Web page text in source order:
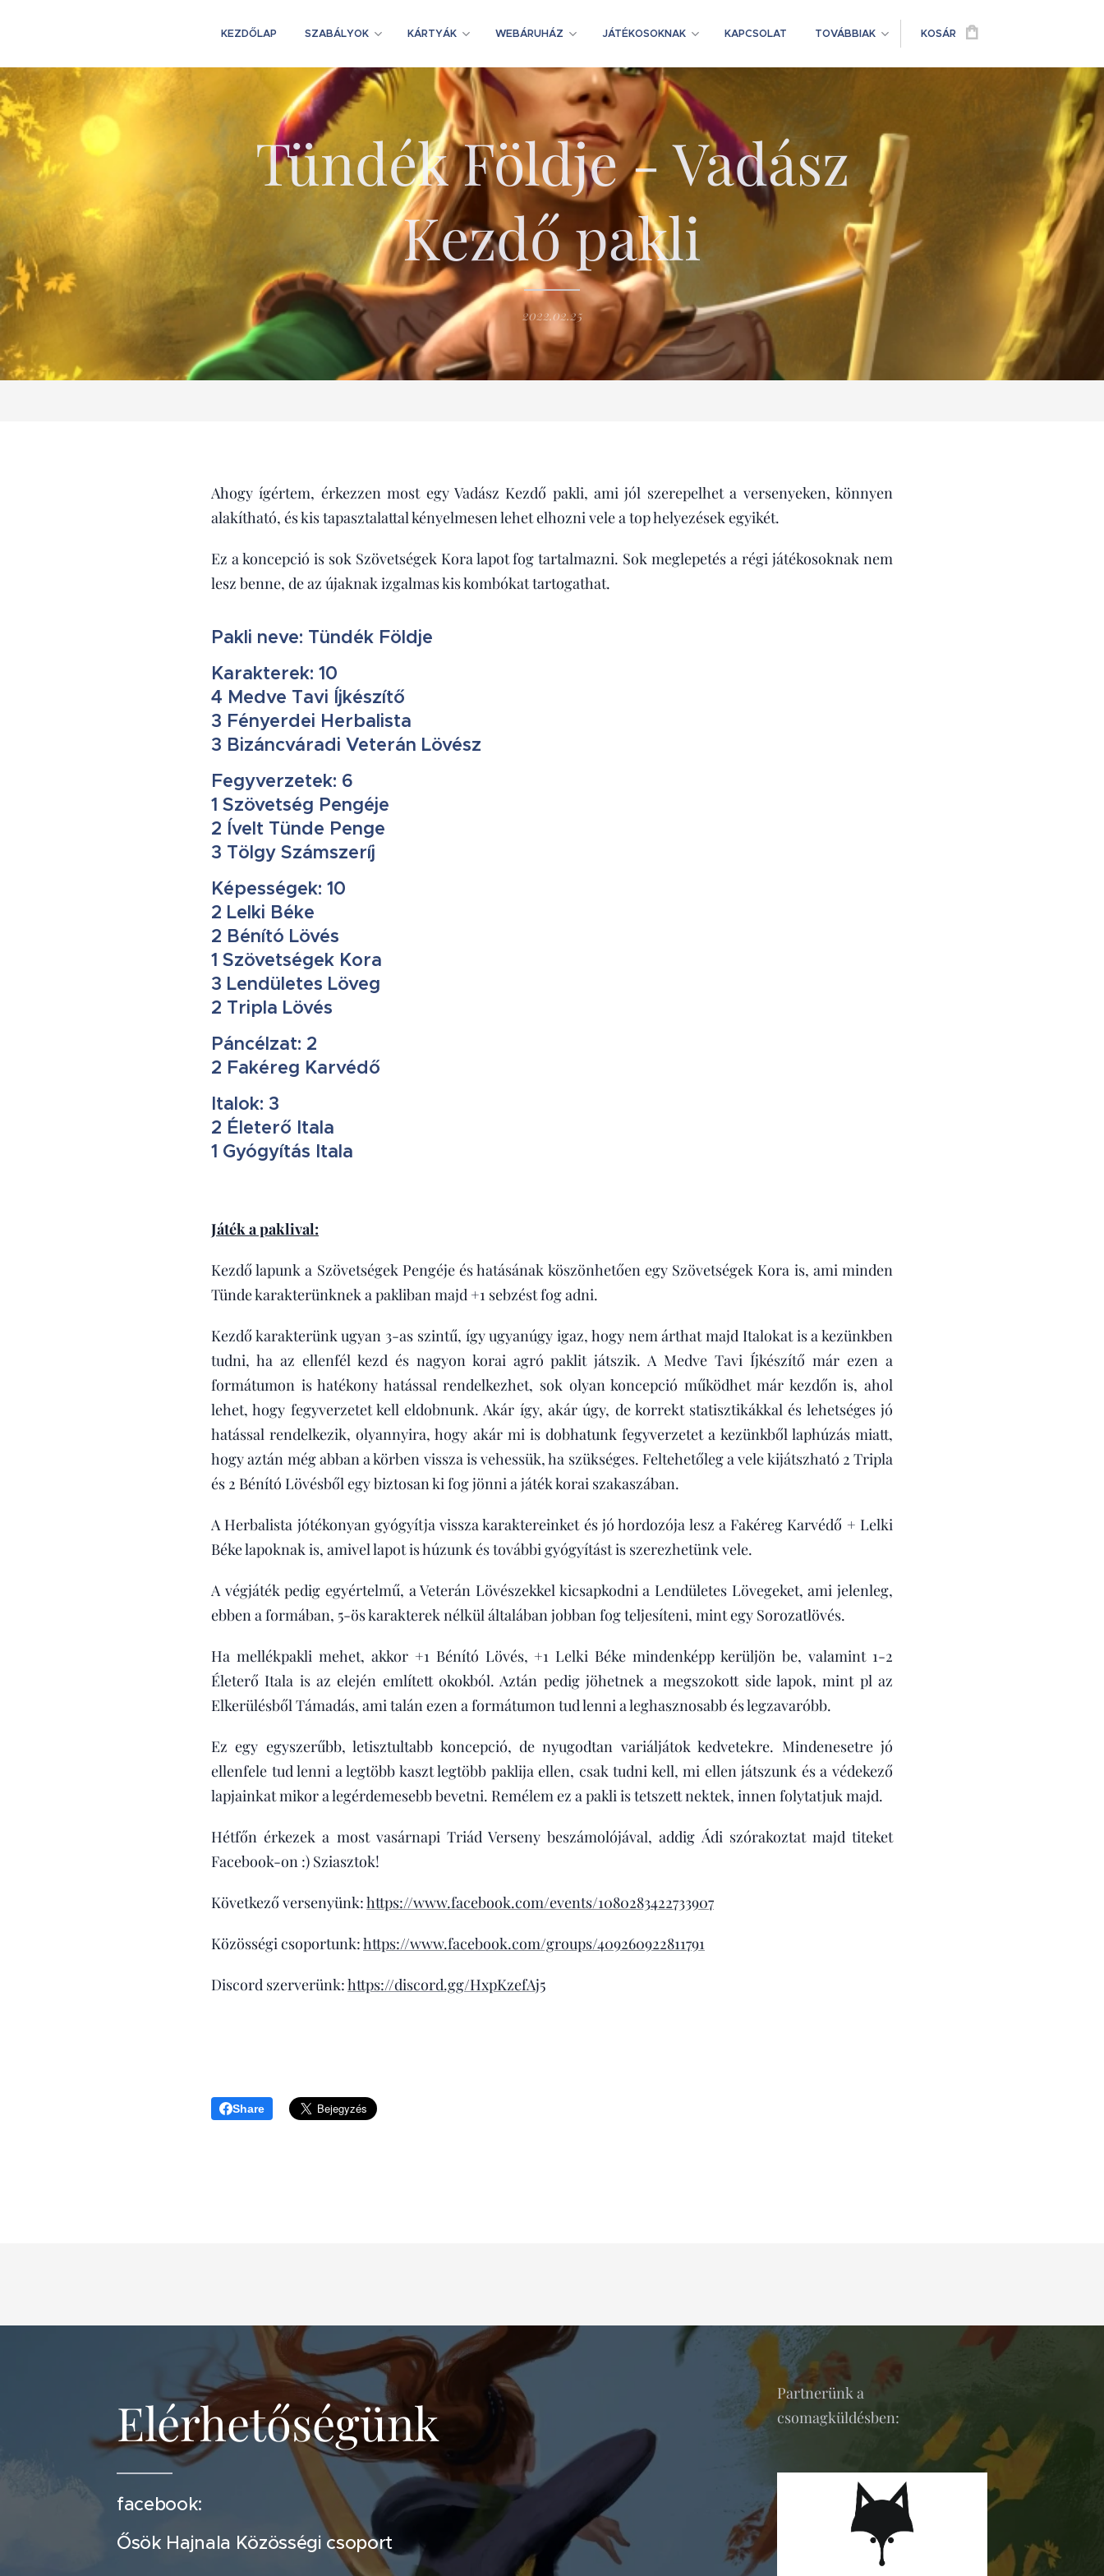
KEZDŐLAP SZABÁLYOK KÁRTYÁK WEBÁRUHÁZ JÁTÉKOSOKNAK KAPCSOLAT TOVÁBBIAK KOSÁR
Tündék Földje - Vadász
Kezdő pakli
2022.02.25
Ahogy ígértem, érkezzen most egy Vadász Kezdő pakli, ami jól szerepelhet a versenyeken, könnyen
alakítható, és kis tapasztalattal kényelmesen lehet elhozni vele a top helyezések egyikét.
Ez a koncepció is sok Szövetségek Kora lapot fog tartalmazni. Sok meglepetés a régi játékosoknak nem
lesz benne, de az újaknak izgalmas kis kombókat tartogathat.
Pakli neve: Tündék Földje
Karakterek: 10
4 Medve Tavi Íjkészítő
3 Fényerdei Herbalista
3 Bizáncváradi Veterán Lövész
Fegyverzetek: 6
1 Szövetség Pengéje
2 Ívelt Tünde Penge
3 Tölgy Számszeríj
Képességek: 10
2 Lelki Béke
2 Bénító Lövés
1 Szövetségek Kora
3 Lendületes Löveg
2 Tripla Lövés
Páncélzat: 2
2 Fakéreg Karvédő
Italok: 3
2 Életerő Itala
1 Gyógyítás Itala
Játék a paklival:
Kezdő lapunk a Szövetségek Pengéje és hatásának köszönhetően egy Szövetségek Kora is, ami minden
Tünde karakterünknek a pakliban majd +1 sebzést fog adni.
Kezdő karakterünk ugyan 3-as szintű, így ugyanúgy igaz, hogy nem árthat majd Italokat is a kezünkben
tudni, ha az ellenfél kezd és nagyon korai agró paklit játszik. A Medve Tavi Íjkészítő már ezen a
formátumon is hatékony hatással rendelkezhet, sok olyan koncepció működhet már kezdőn is, ahol
lehet, hogy fegyverzetet kell eldobnunk. Akár így, akár úgy, de korrekt statisztikákkal és lehetséges jó
hatással rendelkezik, olyannyira, hogy akár mi is dobhatunk fegyverzetet a kezünkből laphúzás miatt,
hogy aztán még abban a körben vissza is vehessük, ha szükséges. Feltehetőleg a vele kijátszható 2 Tripla
és 2 Bénító Lövésből egy biztosan ki fog jönni a játék korai szakaszában.
A Herbalista jótékonyan gyógyítja vissza karaktereinket és jó hordozója lesz a Fakéreg Karvédő + Lelki
Béke lapoknak is, amivel lapot is húzunk és további gyógyítást is szerezhetünk vele.
A végjáték pedig egyértelmű, a Veterán Lövészekkel kicsapkodni a Lendületes Lövegeket, ami jelenleg,
ebben a formában, 5-ös karakterek nélkül általában jobban fog teljesíteni, mint egy Sorozatlövés.
Ha mellékpakli mehet, akkor +1 Bénító Lövés, +1 Lelki Béke mindenképp kerüljön be, valamint 1-2
Életerő Itala is az elején említett okokból. Aztán pedig jöhetnek a megszokott side lapok, mint pl az
Elkerülésből Támadás, ami talán ezen a formátumon tud lenni a leghasznosabb és legzavaróbb.
Ez egy egyszerűbb, letisztultabb koncepció, de nyugodtan variáljátok kedvetekre. Mindenesetre jó
ellenfele tud lenni a legtöbb kaszt legtöbb paklija ellen, csak tudni kell, mi ellen játszunk és a védekező
lapjainkat mikor a legérdemesebb bevetni. Remélem ez a pakli is tetszett nektek, innen folytatjuk majd.
Hétfőn érkezek a most vasárnapi Triád Verseny beszámolójával, addig Ádi szórakoztat majd titeket
Facebook-on :) Sziasztok!
Következő versenyünk:https://www.facebook.com/events/1080283422733907
Közösségi csoportunk:https://www.facebook.com/groups/409260922811791
Discord szerverünk:https://discord.gg/HxpKzefAj5
Share
Elérhetőségünk
facebook:
Ősök Hajnala Közösségi csoport
Partnerünk a
csomagküldésben: